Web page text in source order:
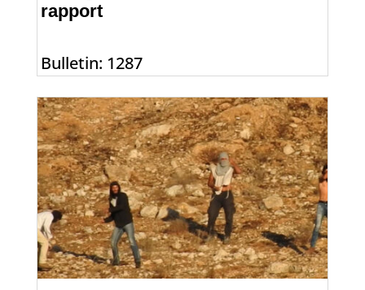
rapport
Bulletin: 1287